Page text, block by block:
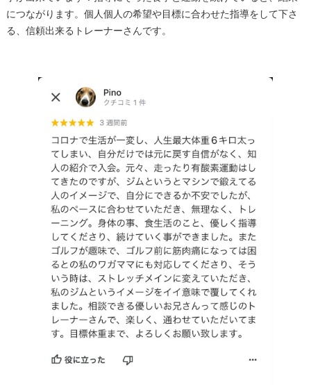
につながります。個人個人の希望や目標に合わせた指導をして下さ
る、信頼出来るトレーナーさんです。